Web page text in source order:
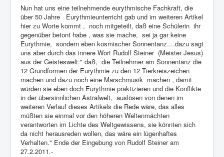
Nun hat uns eine teilnehmende eurythmische Fachkraft, die
über 50 Jahre Eurythmieunterricht gab und im weiteren Artikel
hier zu Worte kommt , noch mitgeteilt, daß eine Schülerin ihr
gegenüber betont habe , was sie mache, sei ja gar keine
Eurythmie, sondern eben kosmischer Sonnentanz....dazu sagt
uns aber durch das innere Wort Rudolf Steiner (Meister Jesus)
aus der Geisteswelt:" daß, die Teilnehmer am Sonnentanz die
12 Grundformen der Eurythmie zu den 12 Tierkreiszeichen
machen und dazu noch eine Marschmusik machen , damit
würden sie eben doch Eurythmie praktizieren und die Konflikte
in der übersinnlichen Astralwelt, auslösen von denen im
weiteren Verlauf dieses Artikels die Rede wäre, das alles
müßten sie einmal vor den höheren Weltenmächten
verantworten im Lichte des Weltgewissens, sie könnten sich
da nicht herausreden wollen, das wäre ein lügenhaftes
Verhalten." Ende der Eingebung von Rudolf Steiner am
27.2.2011.-